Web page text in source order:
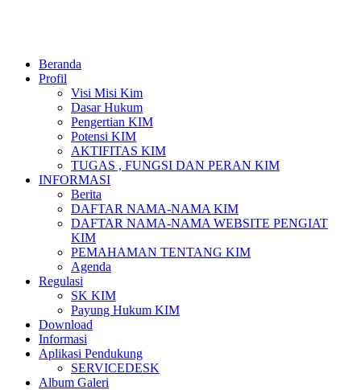
Beranda
Profil
Visi Misi Kim
Dasar Hukum
Pengertian KIM
Potensi KIM
AKTIFITAS KIM
TUGAS , FUNGSI DAN PERAN KIM
INFORMASI
Berita
DAFTAR NAMA-NAMA KIM
DAFTAR NAMA-NAMA WEBSITE PENGIAT
KIM
PEMAHAMAN TENTANG KIM
Agenda
Regulasi
SK KIM
Payung Hukum KIM
Download
Informasi
Aplikasi Pendukung
SERVICEDESK
Album Galeri